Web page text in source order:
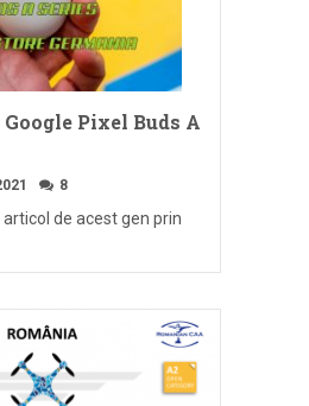
Google Pixel Buds A
8
de acest gen prin